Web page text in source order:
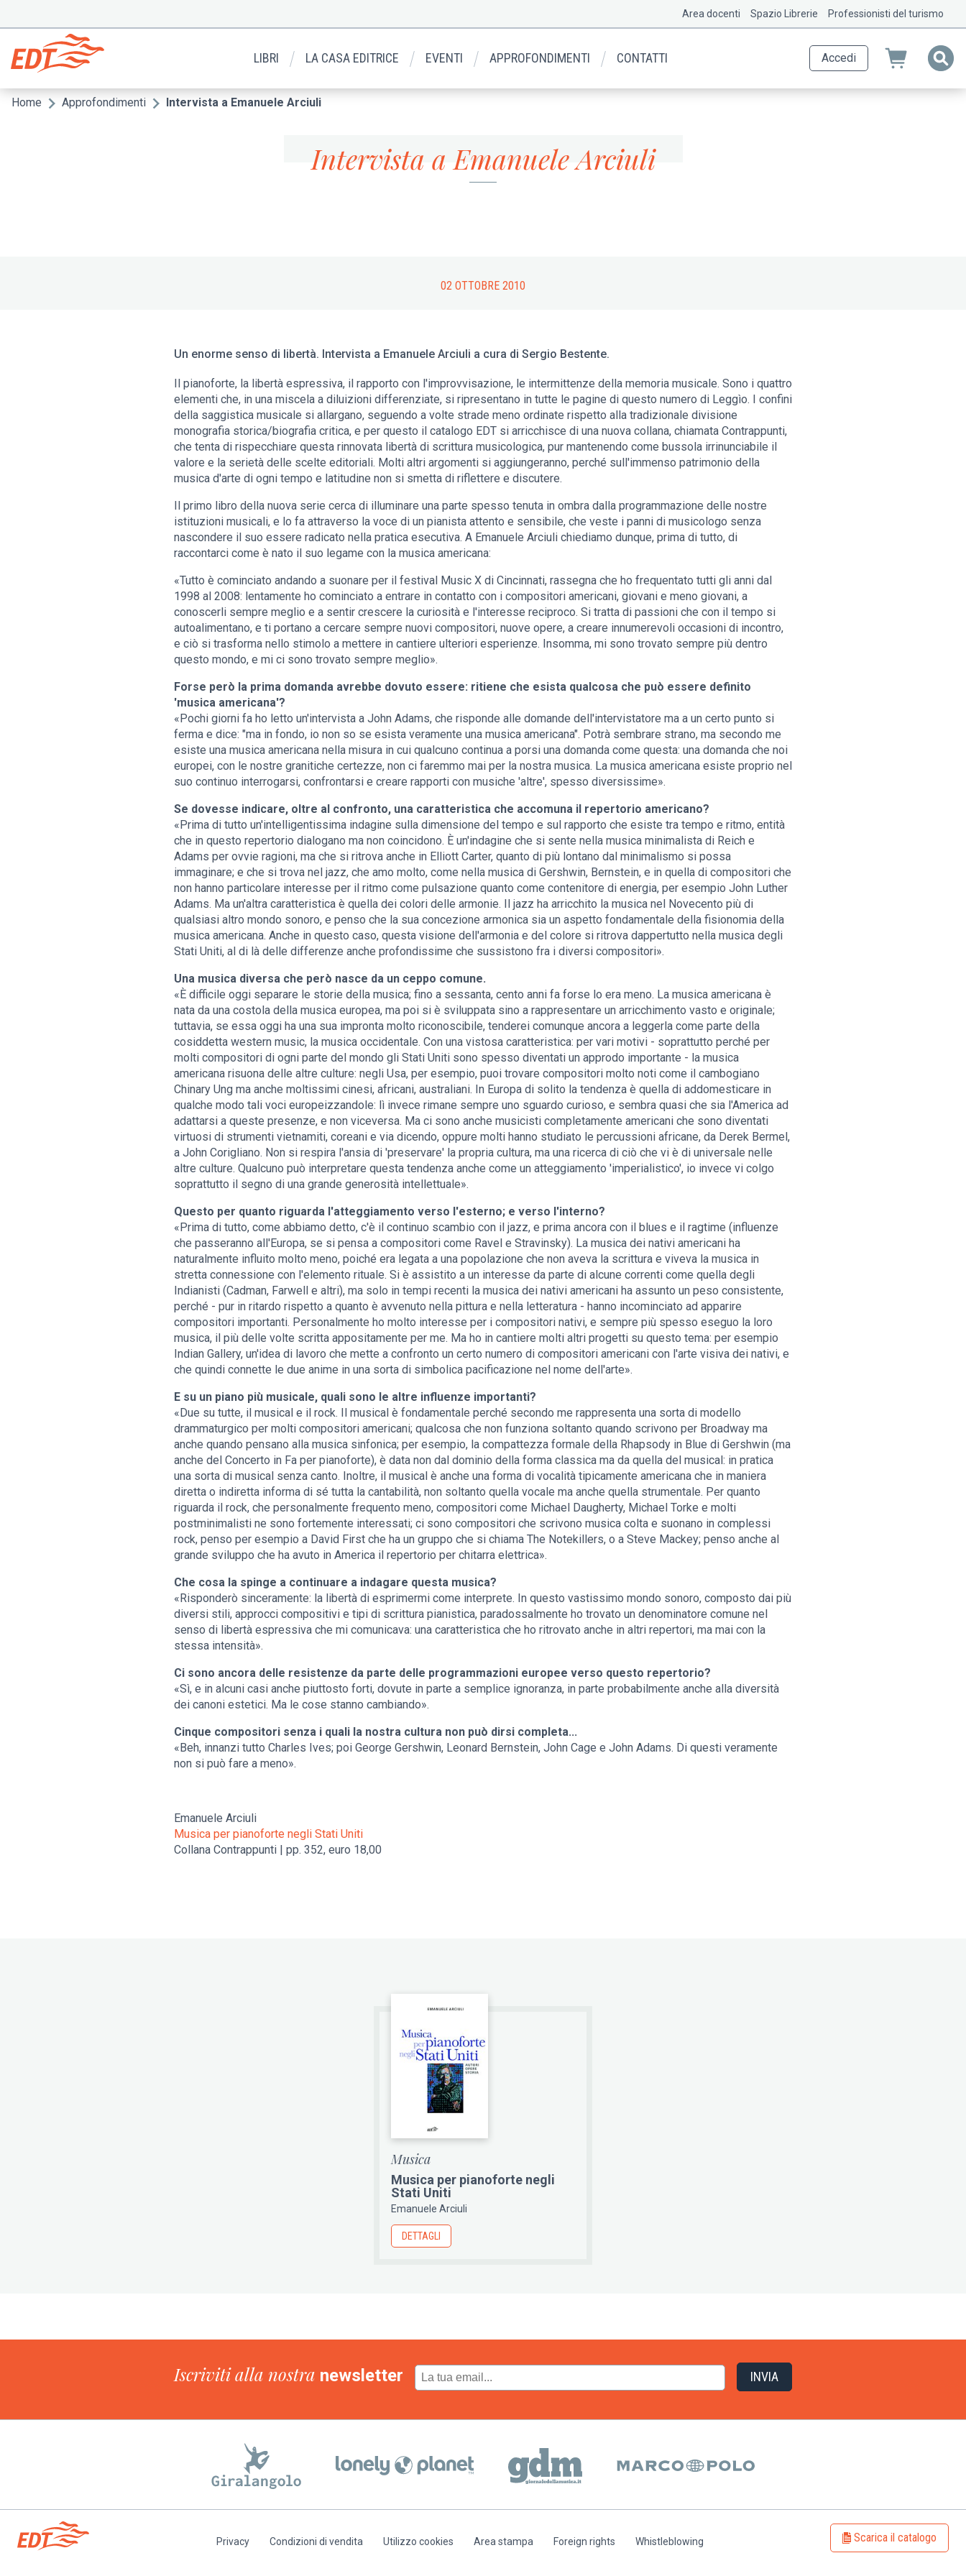
contenuto
principale
Menu
secondario
Area docenti Spazio Librerie Professionisti del turismo
LIBRI LA CASA EDITRICE EVENTI APPROFONDIMENTI CONTATTI Accedi
Briciole
Home Approfondimenti Intervista a Emanuele Arciuli
Intervista a Emanuele Arciuli
02 OTTOBRE 2010
Un enorme senso di libertà. Intervista a Emanuele Arciuli a cura di Sergio Bestente.
Il pianoforte, la libertà espressiva, il rapporto con l'improvvisazione, le intermittenze della memoria musicale. Sono i quattro
elementi che, in una miscela a diluizioni differenziate, si ripresentano in tutte le pagine di questo numero di Leggìo. I confini
della saggistica musicale si allargano, seguendo a volte strade meno ordinate rispetto alla tradizionale divisione
monografia storica/biografia critica, e per questo il catalogo EDT si arricchisce di una nuova collana, chiamata Contrappunti,
che tenta di rispecchiare questa rinnovata libertà di scrittura musicologica, pur mantenendo come bussola irrinunciabile il
valore e la serietà delle scelte editoriali. Molti altri argomenti si aggiungeranno, perché sull'immenso patrimonio della
musica d'arte di ogni tempo e latitudine non si smetta di riflettere e discutere.
Il primo libro della nuova serie cerca di illuminare una parte spesso tenuta in ombra dalla programmazione delle nostre
istituzioni musicali, e lo fa attraverso la voce di un pianista attento e sensibile, che veste i panni di musicologo senza
nascondere il suo essere radicato nella pratica esecutiva. A Emanuele Arciuli chiediamo dunque, prima di tutto, di
raccontarci come è nato il suo legame con la musica americana:
«Tutto è cominciato andando a suonare per il festival Music X di Cincinnati, rassegna che ho frequentato tutti gli anni dal
1998 al 2008: lentamente ho cominciato a entrare in contatto con i compositori americani, giovani e meno giovani, a
conoscerli sempre meglio e a sentir crescere la curiosità e l'interesse reciproco. Si tratta di passioni che con il tempo si
autoalimentano, e ti portano a cercare sempre nuovi compositori, nuove opere, a creare innumerevoli occasioni di incontro,
e ciò si trasforma nello stimolo a mettere in cantiere ulteriori esperienze. Insomma, mi sono trovato sempre più dentro
questo mondo, e mi ci sono trovato sempre meglio».
Forse però la prima domanda avrebbe dovuto essere: ritiene che esista qualcosa che può essere definito
'musica americana'?
«Pochi giorni fa ho letto un'intervista a John Adams, che risponde alle domande dell'intervistatore ma a un certo punto si
ferma e dice: "ma in fondo, io non so se esista veramente una musica americana". Potrà sembrare strano, ma secondo me
esiste una musica americana nella misura in cui qualcuno continua a porsi una domanda come questa: una domanda che noi
europei, con le nostre granitiche certezze, non ci faremmo mai per la nostra musica. La musica americana esiste proprio nel
suo continuo interrogarsi, confrontarsi e creare rapporti con musiche 'altre', spesso diversissime».
Se dovesse indicare, oltre al confronto, una caratteristica che accomuna il repertorio americano?
«Prima di tutto un'intelligentissima indagine sulla dimensione del tempo e sul rapporto che esiste tra tempo e ritmo, entità
che in questo repertorio dialogano ma non coincidono. È un'indagine che si sente nella musica minimalista di Reich e
Adams per ovvie ragioni, ma che si ritrova anche in Elliott Carter, quanto di più lontano dal minimalismo si possa
immaginare; e che si trova nel jazz, che amo molto, come nella musica di Gershwin, Bernstein, e in quella di compositori che
non hanno particolare interesse per il ritmo come pulsazione quanto come contenitore di energia, per esempio John Luther
Adams. Ma un'altra caratteristica è quella dei colori delle armonie. Il jazz ha arricchito la musica nel Novecento più di
qualsiasi altro mondo sonoro, e penso che la sua concezione armonica sia un aspetto fondamentale della fisionomia della
musica americana. Anche in questo caso, questa visione dell'armonia e del colore si ritrova dappertutto nella musica degli
Stati Uniti, al di là delle differenze anche profondissime che sussistono fra i diversi compositori».
Una musica diversa che però nasce da un ceppo comune.
«È difficile oggi separare le storie della musica; fino a sessanta, cento anni fa forse lo era meno. La musica americana è
nata da una costola della musica europea, ma poi si è sviluppata sino a rappresentare un arricchimento vasto e originale;
tuttavia, se essa oggi ha una sua impronta molto riconoscibile, tenderei comunque ancora a leggerla come parte della
cosiddetta western music, la musica occidentale. Con una vistosa caratteristica: per vari motivi - soprattutto perché per
molti compositori di ogni parte del mondo gli Stati Uniti sono spesso diventati un approdo importante - la musica
americana risuona delle altre culture: negli Usa, per esempio, puoi trovare compositori molto noti come il cambogiano
Chinary Ung ma anche moltissimi cinesi, africani, australiani. In Europa di solito la tendenza è quella di addomesticare in
qualche modo tali voci europeizzandole: lì invece rimane sempre uno sguardo curioso, e sembra quasi che sia l'America ad
adattarsi a queste presenze, e non viceversa. Ma ci sono anche musicisti completamente americani che sono diventati
virtuosi di strumenti vietnamiti, coreani e via dicendo, oppure molti hanno studiato le percussioni africane, da Derek Bermel,
a John Corigliano. Non si respira l'ansia di 'preservare' la propria cultura, ma una ricerca di ciò che vi è di universale nelle
altre culture. Qualcuno può interpretare questa tendenza anche come un atteggiamento 'imperialistico', io invece vi colgo
soprattutto il segno di una grande generosità intellettuale».
Questo per quanto riguarda l'atteggiamento verso l'esterno; e verso l'interno?
«Prima di tutto, come abbiamo detto, c'è il continuo scambio con il jazz, e prima ancora con il blues e il ragtime (influenze
che passeranno all'Europa, se si pensa a compositori come Ravel e Stravinsky). La musica dei nativi americani ha
naturalmente influito molto meno, poiché era legata a una popolazione che non aveva la scrittura e viveva la musica in
stretta connessione con l'elemento rituale. Si è assistito a un interesse da parte di alcune correnti come quella degli
Indianisti (Cadman, Farwell e altri), ma solo in tempi recenti la musica dei nativi americani ha assunto un peso consistente,
perché - pur in ritardo rispetto a quanto è avvenuto nella pittura e nella letteratura - hanno incominciato ad apparire
compositori importanti. Personalmente ho molto interesse per i compositori nativi, e sempre più spesso eseguo la loro
musica, il più delle volte scritta appositamente per me. Ma ho in cantiere molti altri progetti su questo tema: per esempio
Indian Gallery, un'idea di lavoro che mette a confronto un certo numero di compositori americani con l'arte visiva dei nativi, e
che quindi connette le due anime in una sorta di simbolica pacificazione nel nome dell'arte».
E su un piano più musicale, quali sono le altre influenze importanti?
«Due su tutte, il musical e il rock. Il musical è fondamentale perché secondo me rappresenta una sorta di modello
drammaturgico per molti compositori americani; qualcosa che non funziona soltanto quando scrivono per Broadway ma
anche quando pensano alla musica sinfonica; per esempio, la compattezza formale della Rhapsody in Blue di Gershwin (ma
anche del Concerto in Fa per pianoforte), è data non dal dominio della forma classica ma da quella del musical: in pratica
una sorta di musical senza canto. Inoltre, il musical è anche una forma di vocalità tipicamente americana che in maniera
diretta o indiretta informa di sé tutta la cantabilità, non soltanto quella vocale ma anche quella strumentale. Per quanto
riguarda il rock, che personalmente frequento meno, compositori come Michael Daugherty, Michael Torke e molti
postminimalisti ne sono fortemente interessati; ci sono compositori che scrivono musica colta e suonano in complessi
rock, penso per esempio a David First che ha un gruppo che si chiama The Notekillers, o a Steve Mackey; penso anche al
grande sviluppo che ha avuto in America il repertorio per chitarra elettrica».
Che cosa la spinge a continuare a indagare questa musica?
«Risponderò sinceramente: la libertà di esprimermi come interprete. In questo vastissimo mondo sonoro, composto dai più
diversi stili, approcci compositivi e tipi di scrittura pianistica, paradossalmente ho trovato un denominatore comune nel
senso di libertà espressiva che mi comunicava: una caratteristica che ho ritrovato anche in altri repertori, ma mai con la
stessa intensità».
Ci sono ancora delle resistenze da parte delle programmazioni europee verso questo repertorio?
«Sì, e in alcuni casi anche piuttosto forti, dovute in parte a semplice ignoranza, in parte probabilmente anche alla diversità
dei canoni estetici. Ma le cose stanno cambiando».
Cinque compositori senza i quali la nostra cultura non può dirsi completa...
«Beh, innanzi tutto Charles Ives; poi George Gershwin, Leonard Bernstein, John Cage e John Adams. Di questi veramente
non si può fare a meno».
Emanuele Arciuli
Musica per pianoforte negli Stati Uniti
Collana Contrappunti | pp. 352, euro 18,00
Musica
Musica per pianoforte negli
Stati Uniti
Emanuele Arciuli
DETTAGLI
Iscriviti alla nostra newsletter
Privacy Condizioni di vendita Utilizzo cookies Area stampa Foreign rights Whistleblowing Scarica il catalogo